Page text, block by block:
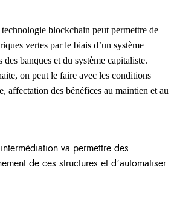
blockchain peut permettre de
vertes par le biais d’un système
banques et du système capitaliste.
on peut le faire avec les conditions
affectation des bénéfices au maintien et au
va permettre des
de ces structures et d’automatiser